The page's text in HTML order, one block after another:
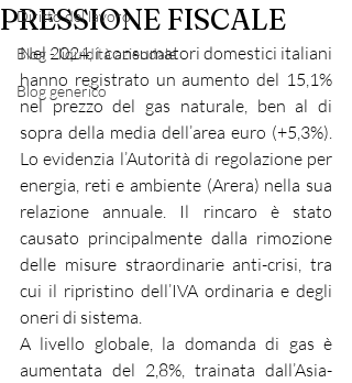
Diritto del lavoro
Blog - liquidità aziendale
Blog generico
PRESSIONE FISCALE
Nel 2024, i consumatori domestici italiani
hanno registrato un aumento del 15,1%
nel prezzo del gas naturale, ben al di
sopra della media dell’area euro (+5,3%).
Lo evidenzia l’Autorità di regolazione per
energia, reti e ambiente (Arera) nella sua
relazione annuale. Il rincaro è stato
causato principalmente dalla rimozione
delle misure straordinarie anti-crisi, tra
cui il ripristino dell’IVA ordinaria e degli
oneri di sistema.
A livello globale, la domanda di gas è
aumentata del 2,8%, trainata dall’Asia-